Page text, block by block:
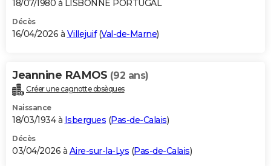
18/07/1980 à LISBONNE PORTUGAL
Décès
16/04/2026 à Villejuif(Val-de-Marne)
Jeannine RAMOS (92 ans)
Créer une cagnotte obsèques
Naissance
18/03/1934 à Isbergues (Pas-de-Calais)
Décès
03/04/2026 à Aire-sur-la-Lys (Pas-de-Calais)